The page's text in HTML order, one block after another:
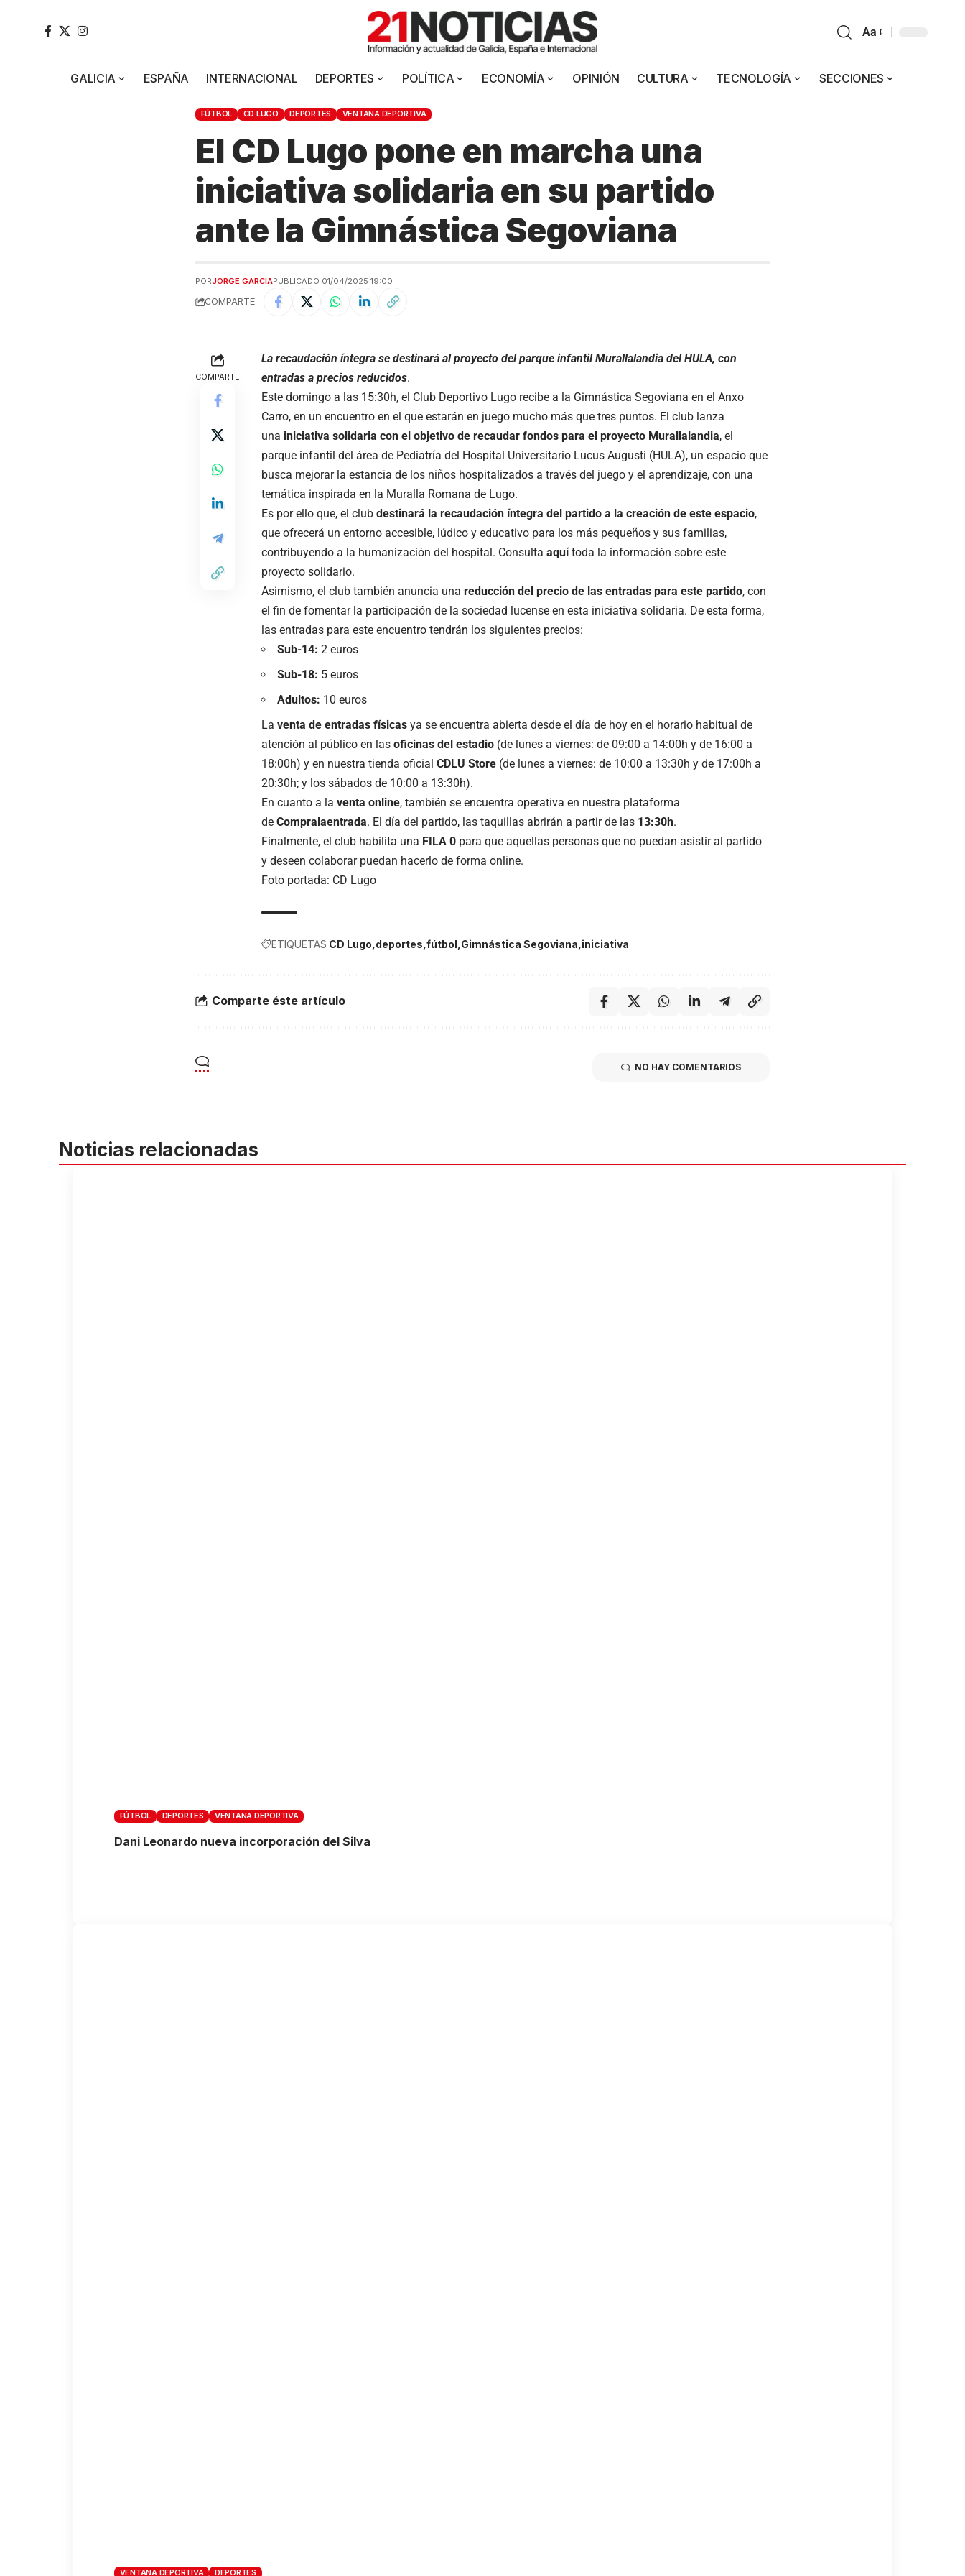
Aa
GALICIA ESPAÑA INTERNACIONAL DEPORTES POLÍTICA ECONOMÍA OPINIÓN CULTURA TECNOLOGÍA SECCIONES
FÚTBOL CD LUGO DEPORTES VENTANA DEPORTIVA
El CD Lugo pone en marcha una
iniciativa solidaria en su partido
ante la Gimnástica Segoviana
PORJORGE GARCÍAPUBLICADO 01/04/2025 19:00
COMPARTE
COMPARTE
La recaudación íntegra se destinará al proyecto del parque infantil Murallalandia del HULA, con
entradas a precios reducidos.
Este domingo a las 15:30h, el Club Deportivo Lugo recibe a la Gimnástica Segoviana en el Anxo
Carro, en un encuentro en el que estarán en juego mucho más que tres puntos. El club lanza
una iniciativa solidaria con el objetivo de recaudar fondos para el proyecto Murallalandia, el
parque infantil del área de Pediatría del Hospital Universitario Lucus Augusti (HULA), un espacio que
busca mejorar la estancia de los niños hospitalizados a través del juego y el aprendizaje, con una
temática inspirada en la Muralla Romana de Lugo.
Es por ello que, el club destinará la recaudación íntegra del partido a la creación de este espacio,
que ofrecerá un entorno accesible, lúdico y educativo para los más pequeños y sus familias,
contribuyendo a la humanización del hospital. Consulta aquítoda la información sobre este
proyecto solidario.
Asimismo, el club también anuncia una reducción del precio de las entradas para este partido, con
el fin de fomentar la participación de la sociedad lucense en esta iniciativa solidaria. De esta forma,
las entradas para este encuentro tendrán los siguientes precios:
Sub-14: 2 euros
Sub-18: 5 euros
Adultos: 10 euros
La venta de entradas físicas ya se encuentra abierta desde el día de hoy en el horario habitual de
atención al público en las oficinas del estadio (de lunes a viernes: de 09:00 a 14:00h y de 16:00 a
18:00h) y en nuestra tienda oficial CDLU Store (de lunes a viernes: de 10:00 a 13:30h y de 17:00h a
20:30h; y los sábados de 10:00 a 13:30h).
En cuanto a la venta online, también se encuentra operativa en nuestra plataforma
de Compralaentrada. El día del partido, las taquillas abrirán a partir de las 13:30h.
Finalmente, el club habilita una FILA 0 para que aquellas personas que no puedan asistir al partido
y deseen colaborar puedan hacerlo de forma online.
Foto portada: CD Lugo
ETIQUETAS CD Lugo deportes fútbol Gimnástica Segoviana iniciativa
Comparte éste artículo
NO HAY COMENTARIOS
Noticias relacionadas
FÚTBOL DEPORTES VENTANA DEPORTIVA
Dani Leonardo nueva incorporación del Silva
VENTANA DEPORTIVA DEPORTES